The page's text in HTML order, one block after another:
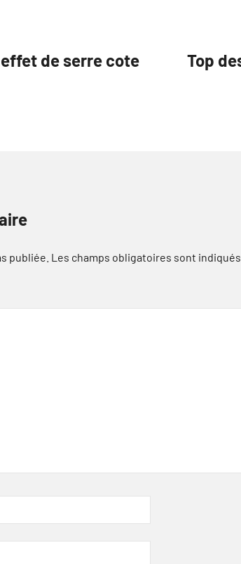
effet de serre cote
Top
publiée. Les champs obligatoires sont